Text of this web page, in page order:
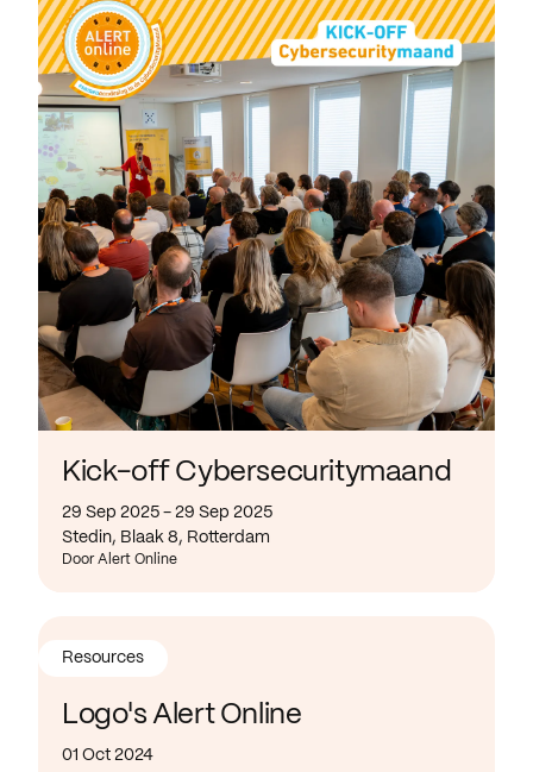
Kick-off Cybersecuritymaand
29 Sep 2025 - 29 Sep 2025
Stedin, Blaak 8, Rotterdam
Door Alert Online
Logo's Alert Online
01 Oct 2024
Resources